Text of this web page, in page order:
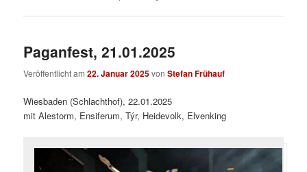
Paganfest, 21.01.2025
Veröffentlicht am22. Januar 2025vonStefan Frühauf
Wiesbaden (Schlachthof), 22.01.2025
mit Alestorm, Ensiferum, Týr, Heidevolk, Elvenking